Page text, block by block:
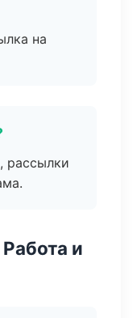
на
рассылки
и